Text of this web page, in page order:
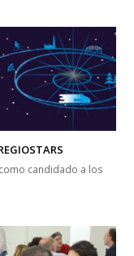
candidado a los